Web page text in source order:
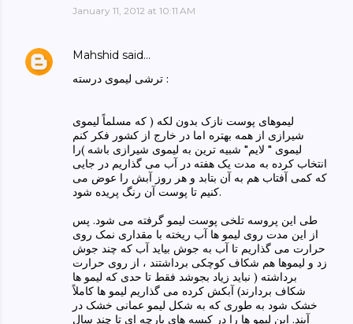
January 11, 2012 at 10:11 AM
Mahshid said…
ترشی لیموی درسته :
لیموهای پوست نازک بدون لکه ( که مسلماً لیموی
شیرازی از همه بهتره اما در خارج از کشور فکر کنم
لیموی " لایم" شبیه ترین به لیموی شیرازی باشه )را
انتخاب کرده به مدت یک هفته در آب می گذاریم در جایی
که کمی آفتاب هم به آن بتابد و هر روز آبش را عوض می
کنیم تا پوست آن رنگ پریده شود.
طی این پروسه تلخی پوست لیمو گرفته می شود. پس
از این مدت روی لیمو ها آب ریخته با مقداری نمک روی
حرارت می گذاریم تا آب به جوش بیاید آب که چند جوش
زد و لیموها هم شکاف کوچکی برداشتند ، از روی حرارت
برداشته ( نباید زیاد بجوشد فقط تا حدی که لیمو ها
شکاف بردارند) آبکش کرده می گذاریم لیمو ها کاملاً
خشک شود به طوری که به شکل لیمو عمانی خشک در
آیند. این لیمو ها را در کیسه های پارچه ای تا چند سال